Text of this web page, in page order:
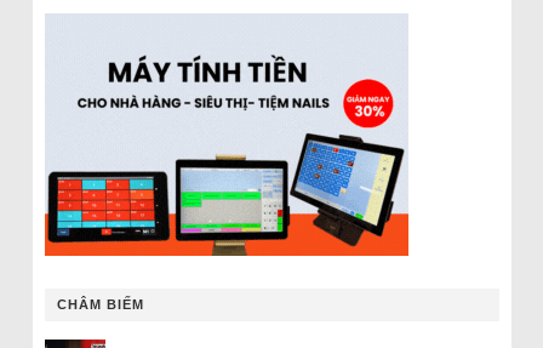
CHÂM BIẾM